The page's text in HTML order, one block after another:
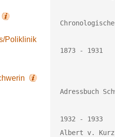
Poliklinik
1873 - 1931
Adressbuch
1932 - 1933 		Firma Landmaschinen und Kraftfahrzeuge Diplom Ingenieur
Albert v. Kurz & Co.